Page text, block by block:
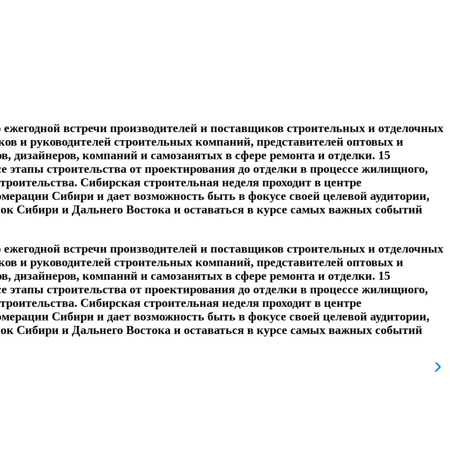
встречи производителей и поставщиков строительных и отделочных
и руководителей строительных компаний, представителей оптовых и
дизайнеров, компаний и самозанятых в сфере ремонта и отделки. 15
этапы строительства от проектирования до отделки в процессе жилищного,
Сибирская строительная неделя проходит в центре
Сибири и дает возможность быть в фокусе своей целевой аудитории,
Сибири и Дальнего Востока и оставаться в курсе самых важных событий
встречи производителей и поставщиков строительных и отделочных
и руководителей строительных компаний, представителей оптовых и
дизайнеров, компаний и самозанятых в сфере ремонта и отделки. 15
этапы строительства от проектирования до отделки в процессе жилищного,
Сибирская строительная неделя проходит в центре
Сибири и дает возможность быть в фокусе своей целевой аудитории,
Сибири и Дальнего Востока и оставаться в курсе самых важных событий